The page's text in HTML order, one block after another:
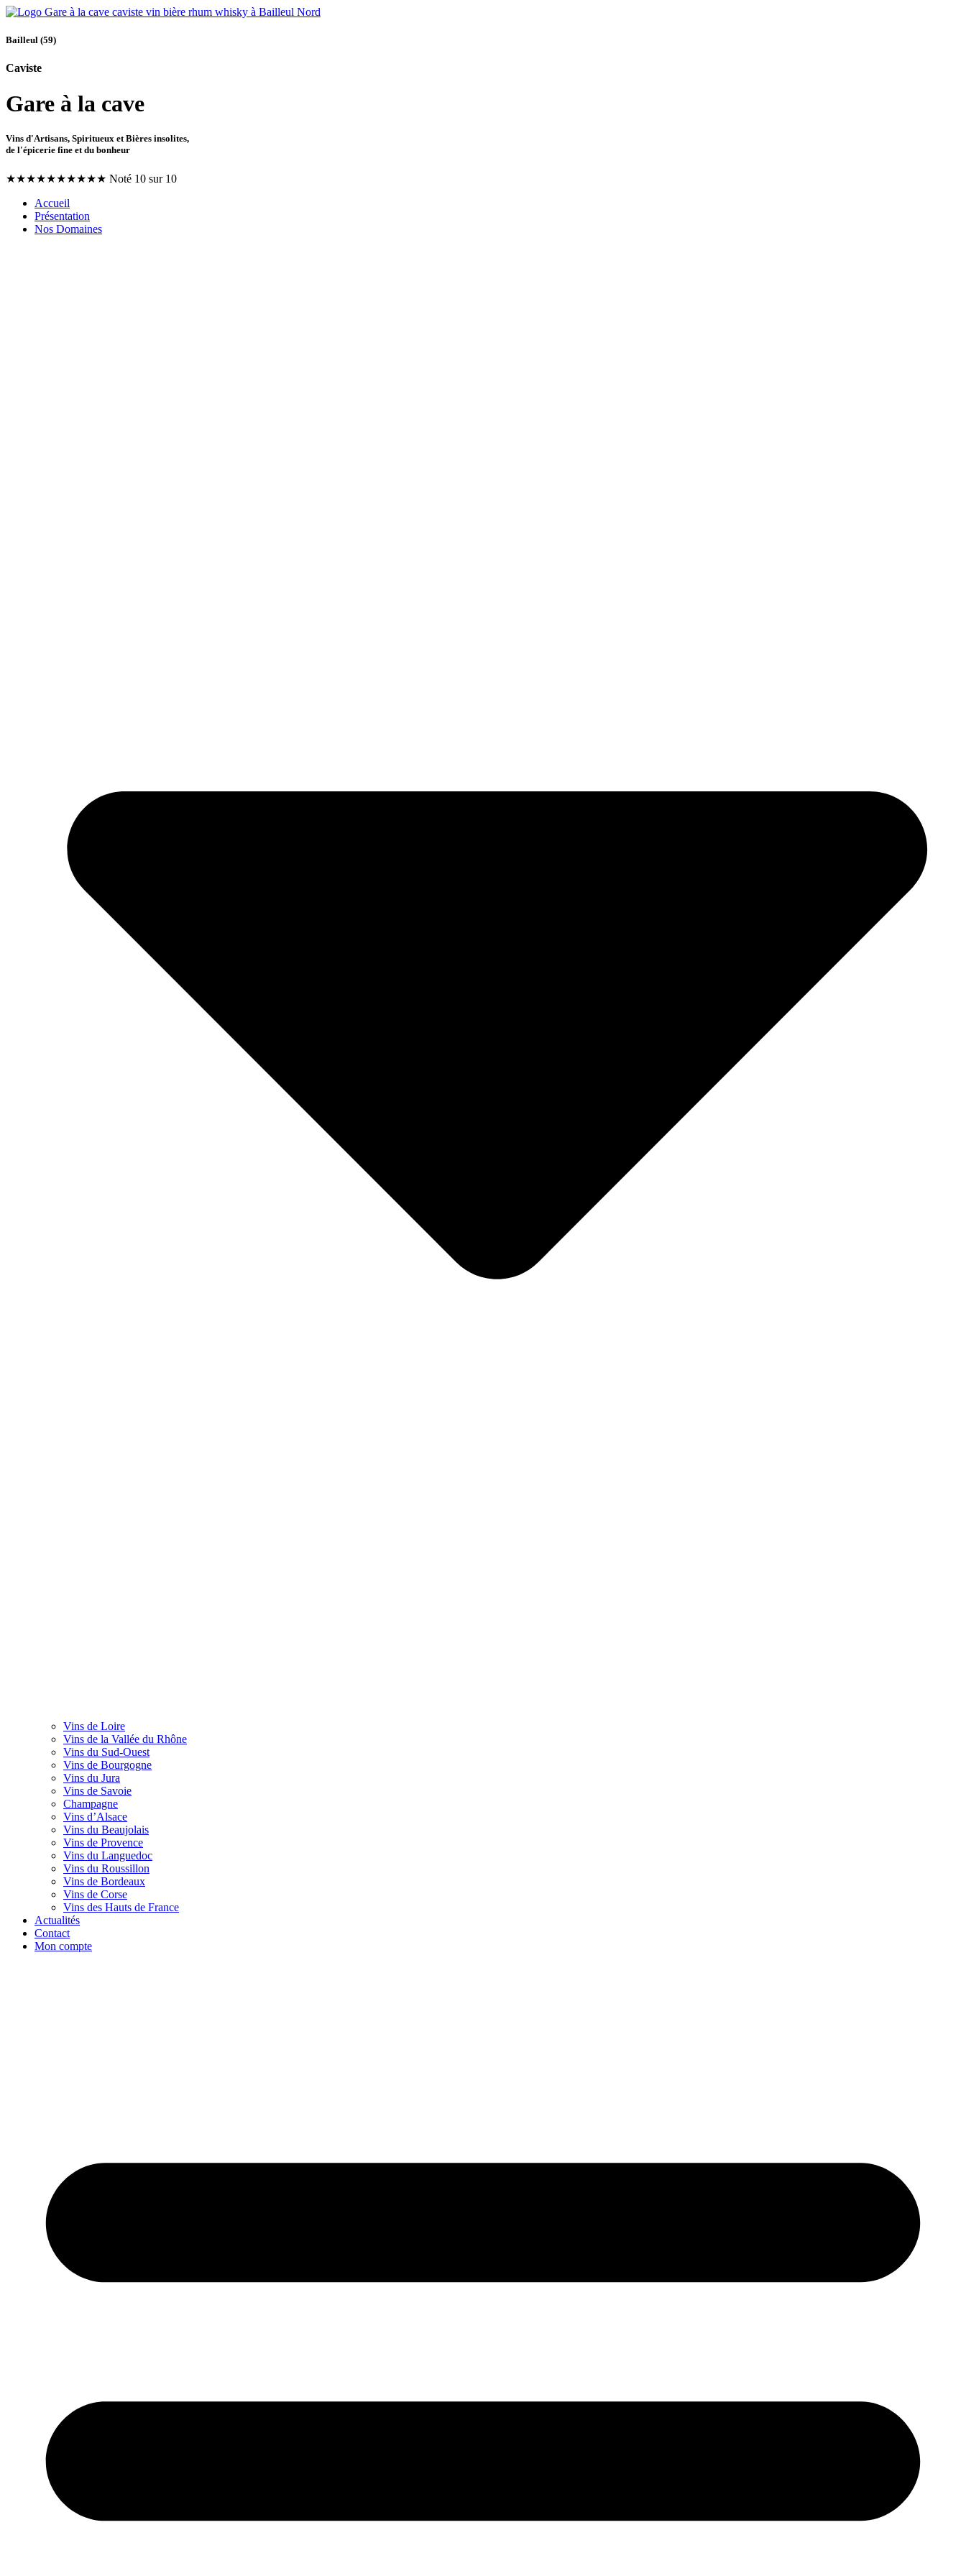
Bailleul (59)
Caviste
Gare à la cave
Vins d'Artisans, Spiritueux et Bières insolites,
de l'épicerie fine et du bonheur
★★★★★★★★★★ Noté 10 sur 10
Accueil
Présentation
Nos Domaines
Vins de Loire
Vins de la Vallée du Rhône
Vins du Sud-Ouest
Vins de Bourgogne
Vins du Jura
Vins de Savoie
Champagne
Vins d’Alsace
Vins du Beaujolais
Vins de Provence
Vins du Languedoc
Vins du Roussillon
Vins de Bordeaux
Vins de Corse
Vins des Hauts de France
Actualités
Contact
Mon compte